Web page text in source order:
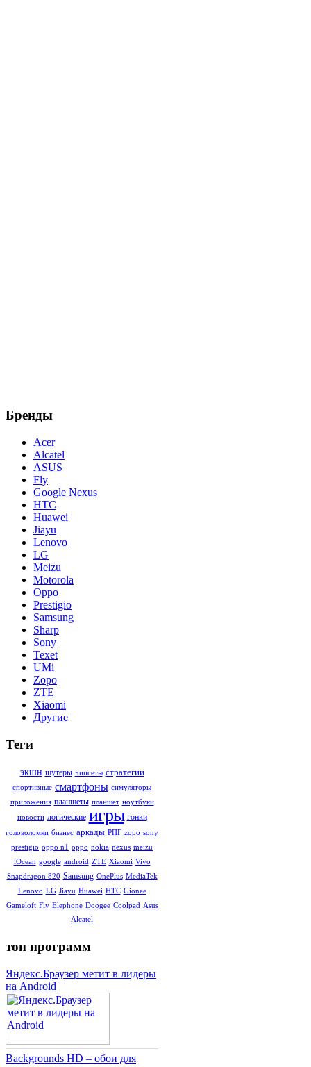
Бренды
Acer
Alcatel
ASUS
Fly
Google Nexus
HTC
Huawei
Jiayu
Lenovo
LG
Meizu
Motorola
Oppo
Prestigio
Samsung
Sharp
Sony
Texet
UMi
Zopo
ZTE
Xiaomi
Другие
Теги
экшн шутеры чипсеты стратегии
спортивные смартфоны симуляторы
приложения планшеты планшет ноутбуки
новости логические игры гонки
головоломки бизнес аркады РПГ zopo sony
prestigio oppo n1 oppo nokia nexus meizu
iOcean google android ZTE Xiaomi Vivo
Snapdragon 820 Samsung OnePlus MediaTek
Lenovo LG Jiayu Huawei HTC Gionee
Gameloft Fly Elephone Doogee Coolpad Asus
Alcatel
топ программ
Яндекс.Браузер метит в лидеры
на Android
Backgrounds HD – обои для